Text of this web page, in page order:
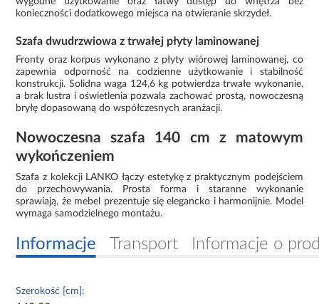
konieczności dodatkowego miejsca na otwieranie skrzydeł.
Szafa dwudrzwiowa z trwałej płyty laminowanej
Fronty oraz korpus wykonano z płyty wiórowej laminowanej, co
zapewnia odporność na codzienne użytkowanie i stabilność
konstrukcji. Solidna waga 124,6 kg potwierdza trwałe wykonanie,
a brak lustra i oświetlenia pozwala zachować prostą, nowoczesną
bryłę dopasowaną do współczesnych aranżacji.
Nowoczesna szafa 140 cm z matowym
wykończeniem
Szafa z kolekcji LANKO łączy estetykę z praktycznym podejściem
do przechowywania. Prosta forma i staranne wykonanie
sprawiają, że mebel prezentuje się elegancko i harmonijnie. Model
wymaga samodzielnego montażu.
Informacje Transport Informacje o
Szerokość [cm]: